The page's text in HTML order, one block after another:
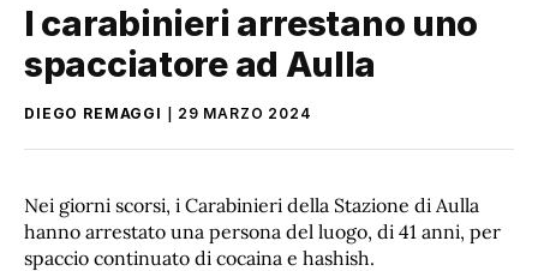
I carabinieri arrestano uno
spacciatore ad Aulla
DIEGO REMAGGI 29 MARZO 2024
Nei giorni scorsi, i Carabinieri della Stazione di Aulla
hanno arrestato una persona del luogo, di 41 anni, per
spaccio continuato di cocaina e hashish.